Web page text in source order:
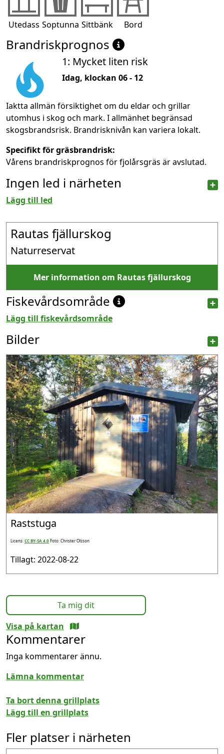
Utedass Soptunna Sittbänk Bord
Brandriskprognos
1: Mycket liten risk
Idag, klockan 06 - 12
Iaktta allmän försiktighet om du eldar och grillar
utomhus i skog och mark. I allmänhet begränsad
skogsbrandsrisk. Brandrisknivån kan variera lokalt.
Specifikt för gräsbrandrisk:
Vårens brandriskprognos för fjolårsgräs är avslutad.
Ingen led i närheten
Lägg till led
Rautas fjällurskog
Naturreservat
Mer information om Rautas fjällurskog
Fiskevårdsområde
Lägg till fiskevårdsområde
Bilder
Raststuga
Licens:CC BY-SA 4.0Foto: Christer Olsson
Tillagt: 2022-08-22
Ta mig dit
Visa på kartan
Kommentarer
Inga kommentarer ännu.
Lämna kommentar
Ta bort denna grillplats
Lägg till en grillplats
Fler platser i närheten